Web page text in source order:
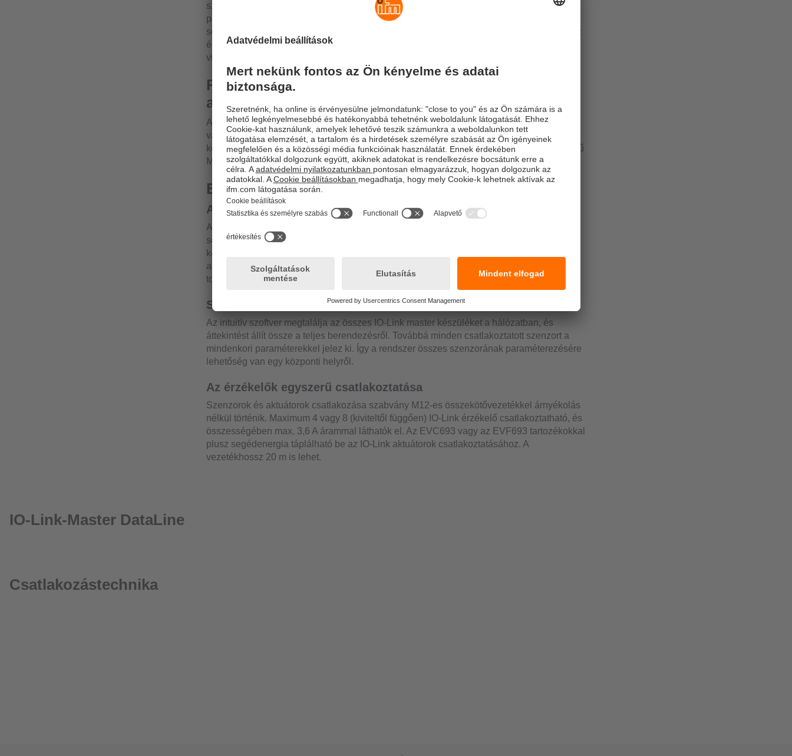
szenzorok és a terepi busz között. Ezen kívül az intelligens érzékelők fontos információi
párhuzamosan az IT-világba is továbbíthatók. Egy külön IoT-Ethernet csatlakozóhüvely
segítségével az IT-hálózat az automatizálási hálózattól teljesen függetlenül építhető fel. Az
érzékelők információi a jól bevált TCP/IP-JSON-interfészen keresztül továbbítódnak az IT-
világba.
Robusztus terepi busz modulok nagyigényű
alkalmazásokhoz
A ház speciális anyaga és a magas szintű tömítettség (IP 67 vagy IP 69K) révén lehetővé
válik a felhasználás Coolant-alkalmazásokban vagy közvetlenül az élelmiszeripar nedves
környezeteiben. Az ecolink-technológia a csatlakozóvezetékek megbízható, tartós tömítésű
M12-es összekötését garantálja.
Előnyök és az ügyfelek haszna
Az automatizálási és az IT-hálózat különválasztása
A berendezés rendelkezésre állása élvezi a legfőbb prioritást. Az automatizálási hálózat
semmi esetre sem szabad, hogy kívülről zavarva legyen. Ennél az oknál fogva ezen a
készüléken külön IoT-Ethernet csatlakozóhüvely található, mely szétválasztja az IT- és az
automatizálási hálózatot. Ezáltal az érzékelők fontos információi veszélytelenül
továbbíthatók az IT- és ERP-rendszerekbe.
Szenzorok konfigurálása moneo configure-szel
Az intuitív szoftver megtalálja az összes IO-Link master készüléket a hálózatban, és
áttekintést állít össze a teljes berendezésről. Továbbá minden csatlakoztatott szenzort a
mindenkori paraméterekkel jelez ki. Így a rendszer összes szenzorának paraméterezésére
lehetőség van egy központi helyről.
Az érzékelők egyszerű csatlakoztatása
Szenzorok és aktuátorok csatlakozása szabvány M12-es összekötővezetékkel árnyékolás
nélkül történik. Maximum 4 vagy 8 (kiviteltől függően) IO-Link érzékelő csatlakoztatható, és
összességében max. 3,6 A árammal láthatók el. Az EVC693 vagy az EVF693 tartozékokkal
plusz segédenergia táplálható be az IO-Link aktuátorok csatlakoztatásához. A
vezetékhossz 20 m is lehet.
IO-Link-Master DataLine
Csatlakozástechnika